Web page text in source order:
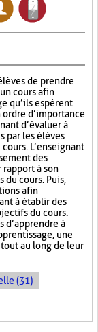
de prendre
cours afin
qu’ils espèrent
d’importance
d’évaluer à
par les élèves
L’enseignant
des
à son
du cours. Puis,
afin
à établir des
du cours.
d’apprendre à
une
au long de leur
(31)